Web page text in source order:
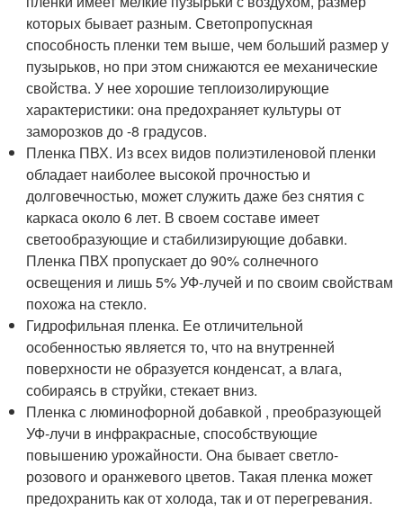
которых бывает разным. Светопропускная
способность пленки тем выше, чем больший размер у
пузырьков, но при этом снижаются ее механические
свойства. У нее хорошие теплоизолирующие
характеристики: она предохраняет культуры от
заморозков до -8 градусов.
Пленка ПВХ. Из всех видов полиэтиленовой пленки
обладает наиболее высокой прочностью и
долговечностью, может служить даже без снятия с
каркаса около 6 лет. В своем составе имеет
светообразующие и стабилизирующие добавки.
Пленка ПВХ пропускает до 90% солнечного
освещения и лишь 5% УФ-лучей и по своим свойствам
похожа на стекло.
Гидрофильная пленка. Ее отличительной
особенностью является то, что на внутренней
поверхности не образуется конденсат, а влага,
собираясь в струйки, стекает вниз.
Пленка с люминофорной добавкой , преобразующей
УФ-лучи в инфракрасные, способствующие
повышению урожайности. Она бывает светло-
розового и оранжевого цветов. Такая пленка может
предохранить как от холода, так и от перегревания.